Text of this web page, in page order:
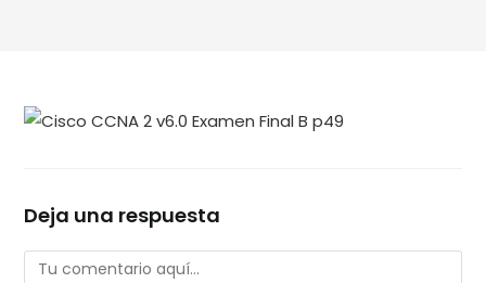
Deja una respuesta
Comentario